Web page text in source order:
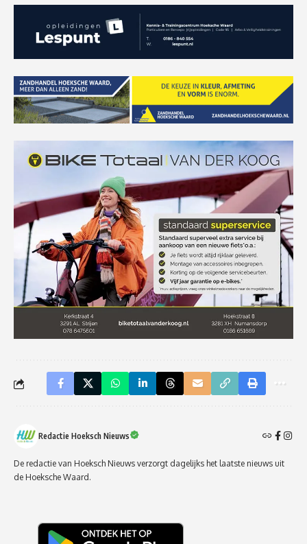
Redactie Hoeksch Nieuws
De redactie van Hoeksch Nieuws verzorgt dagelijks het laatste nieuws uit
de Hoeksche Waard.